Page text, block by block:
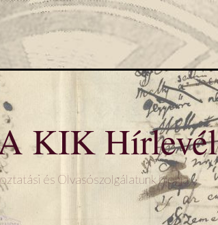
KIK Hírlevél
és Olvasószolgálatunk blogja